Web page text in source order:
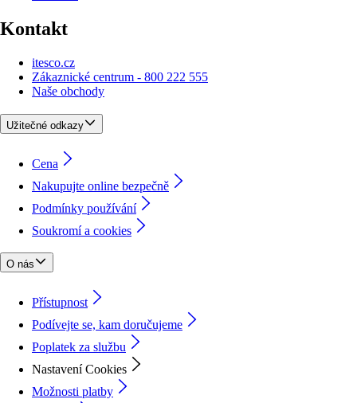
Kontakt
itesco.cz
Zákaznické centrum - 800 222 555
Naše obchody
Užitečné odkazy
Cena
Nakupujte online bezpečně
Podmínky používání
Soukromí a cookies
O nás
Přístupnost
Podívejte se, kam doručujeme
Poplatek za službu
Nastavení Cookies
Možnosti platby